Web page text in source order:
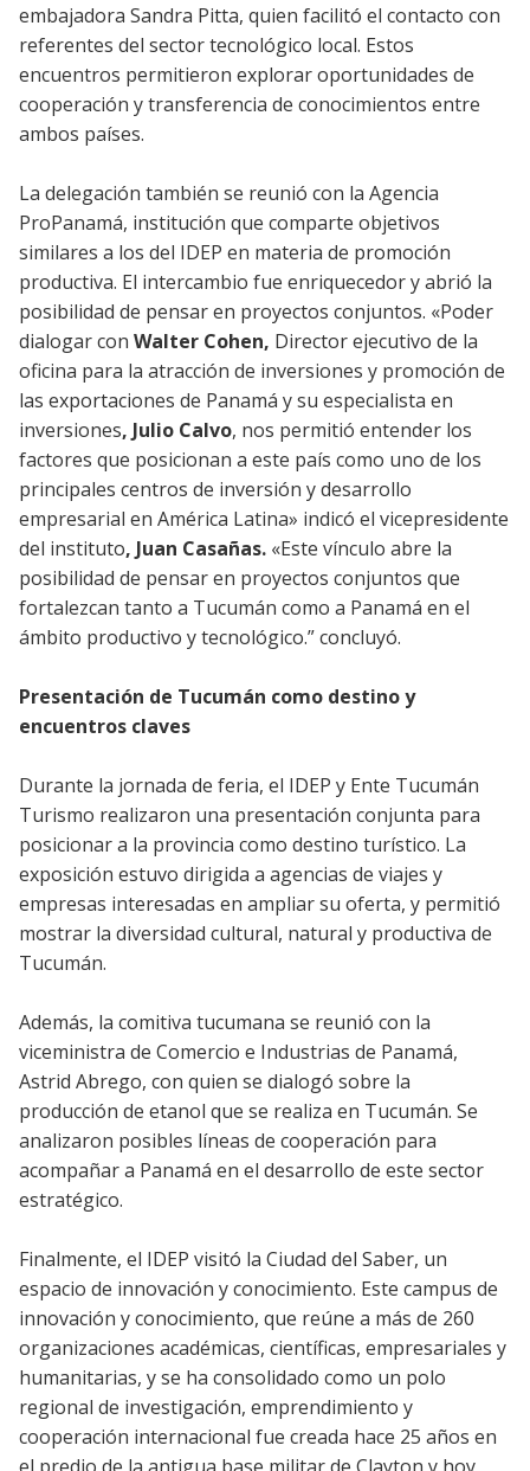
embajadora Sandra Pitta, quien facilitó el contacto con
referentes del sector tecnológico local. Estos
encuentros permitieron explorar oportunidades de
cooperación y transferencia de conocimientos entre
ambos países.
La delegación también se reunió con la Agencia
ProPanamá, institución que comparte objetivos
similares a los del IDEP en materia de promoción
productiva. El intercambio fue enriquecedor y abrió la
posibilidad de pensar en proyectos conjuntos. «Poder
dialogar con Walter Cohen, Director ejecutivo de la
oficina para la atracción de inversiones y promoción de
las exportaciones de Panamá y su especialista en
inversiones, Julio Calvo, nos permitió entender los
factores que posicionan a este país como uno de los
principales centros de inversión y desarrollo
empresarial en América Latina» indicó el vicepresidente
del instituto, Juan Casañas. «Este vínculo abre la
posibilidad de pensar en proyectos conjuntos que
fortalezcan tanto a Tucumán como a Panamá en el
ámbito productivo y tecnológico.” concluyó.
Presentación de Tucumán como destino y
encuentros claves
Durante la jornada de feria, el IDEP y Ente Tucumán
Turismo realizaron una presentación conjunta para
posicionar a la provincia como destino turístico. La
exposición estuvo dirigida a agencias de viajes y
empresas interesadas en ampliar su oferta, y permitió
mostrar la diversidad cultural, natural y productiva de
Tucumán.
Además, la comitiva tucumana se reunió con la
viceministra de Comercio e Industrias de Panamá,
Astrid Abrego, con quien se dialogó sobre la
producción de etanol que se realiza en Tucumán. Se
analizaron posibles líneas de cooperación para
acompañar a Panamá en el desarrollo de este sector
estratégico.
Finalmente, el IDEP visitó la Ciudad del Saber, un
espacio de innovación y conocimiento. Este campus de
innovación y conocimiento, que reúne a más de 260
organizaciones académicas, científicas, empresariales y
humanitarias, y se ha consolidado como un polo
regional de investigación, emprendimiento y
cooperación internacional fue creada hace 25 años en
el predio de la antigua base militar de Clayton y hoy